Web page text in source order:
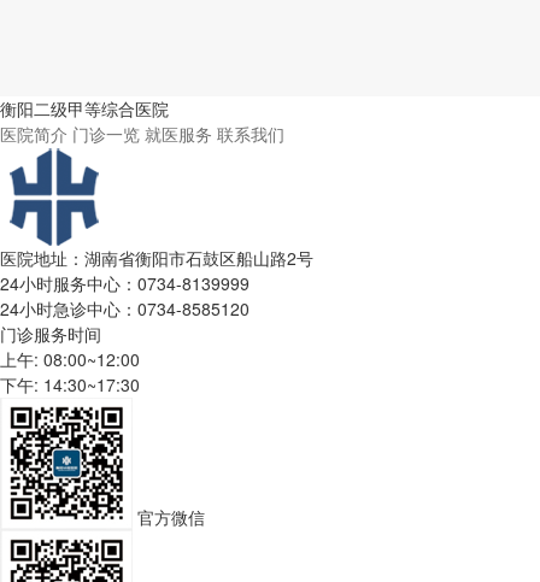
衡阳二级甲等综合医院
医院简介 门诊一览 就医服务 联系我们
医院地址：湖南省衡阳市石鼓区船山路2号
24小时服务中心：0734-8139999
24小时急诊中心：0734-8585120
门诊服务时间
上午: 08:00~12:00
下午: 14:30~17:30
官方微信